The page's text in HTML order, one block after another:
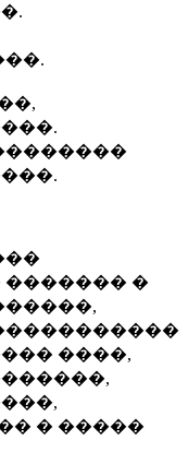
������� �
����,
� �����